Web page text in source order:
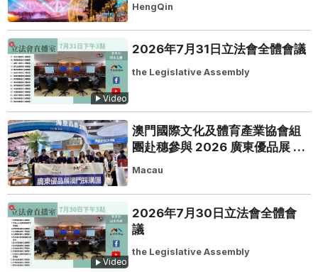
HengQin
Video
2026年7月31日立法會全體會議
the Legislative Assembly
澳門國際文化及體育產業協會組
團赴穗參與 2026 廣東優品展 搭
建粵澳聯動橋樑助推粵品走向葡
Macau
Video
2026年7月30日立法會全體會
議
the Legislative Assembly